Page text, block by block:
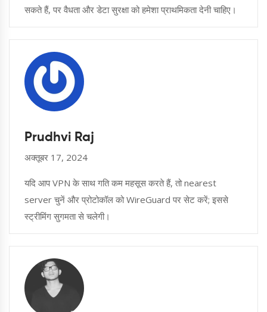
सकते हैं, पर वैधता और डेटा सुरक्षा को हमेशा प्राथमिकता देनी चाहिए।
Prudhvi Raj
अक्तूबर 17, 2024
यदि आप VPN के साथ गति कम महसूस करते हैं, तो nearest
server चुनें और प्रोटोकॉल को WireGuard पर सेट करें; इससे
स्ट्रीमिंग सुगमता से चलेगी।